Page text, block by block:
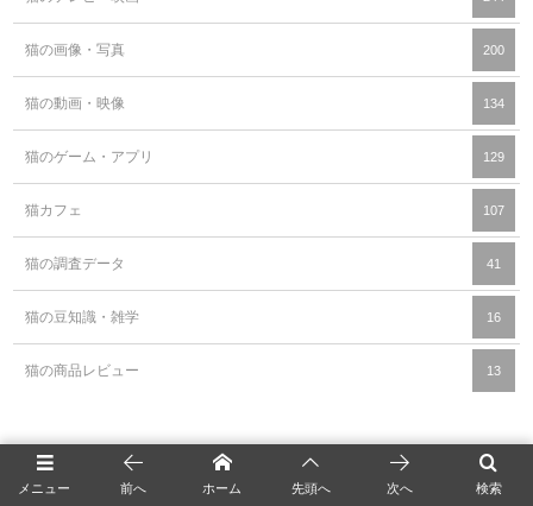
猫の画像・写真 200
猫の動画・映像 134
猫のゲーム・アプリ 129
猫カフェ 107
猫の調査データ 41
猫の豆知識・雑学 16
猫の商品レビュー 13
メニュー 検索
前へ ホーム 先頭へ 次へ